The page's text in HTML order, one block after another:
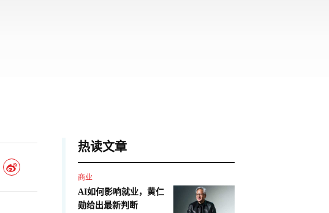
热读文章
商业
AI如何影响就业，黄仁
勋给出最新判断